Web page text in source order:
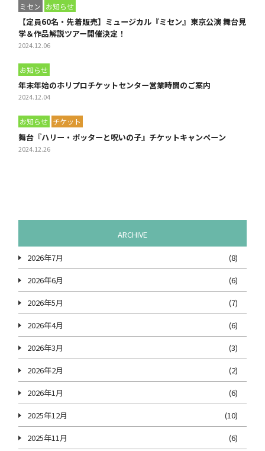
ミセン お知らせ
【定員60名・先着販売】ミュージカル『ミセン』東京公演 舞台見
学＆作品解説ツアー開催決定！
2024.12.06
お知らせ
年末年始のホリプロチケットセンター営業時間のご案内
2024.12.04
お知らせ チケット
舞台『ハリー・ポッターと呪いの子』チケットキャンペーン
2024.12.26
ARCHIVE
2026年7月
(8)
2026年6月
(6)
2026年5月
(7)
2026年4月
(6)
2026年3月
(3)
2026年2月
(2)
2026年1月
(6)
2025年12月
(10)
2025年11月
(6)